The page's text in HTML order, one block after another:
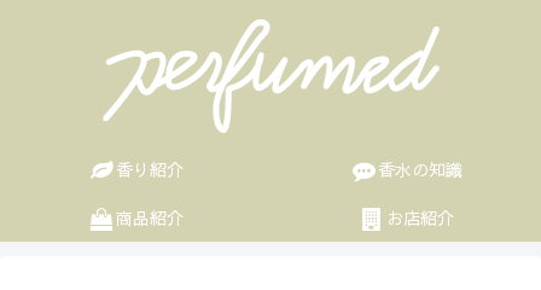
香り紹介
香水の知識
商品紹介
お店紹介